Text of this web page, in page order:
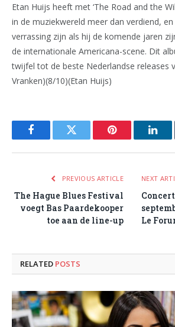
Etan Huijs heeft met ‘The Road and the
in de muziekwereld meer dan verdiend,
verrassing zijn als hij de komende jaren
de internationale Americana-scene. Dit
twijfel tot de beste Nederlandse releases
Vranken)(8/10)(Etan Huijs)
FacebookTwitter Pinterest
PREVIOUS ARTICLE
The Hague Blues Festival
voegt Bas Paardekooper
toe aan de line-up
NEXT
Le
RELATED POSTS